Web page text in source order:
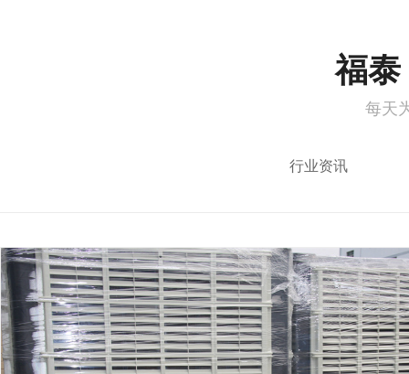
福泰
每天
行业资讯